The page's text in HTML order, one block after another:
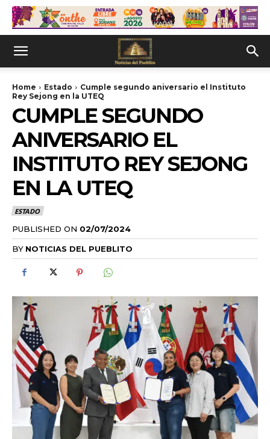
Home Estado
Cumple segundo aniversario el Instituto
Rey Sejong en la UTEQ
CUMPLE SEGUNDO
ANIVERSARIO EL
INSTITUTO REY SEJONG
EN LA UTEQ
ESTADO
PUBLISHED ON 02/07/2024
BY NOTICIAS DEL PUEBLITO